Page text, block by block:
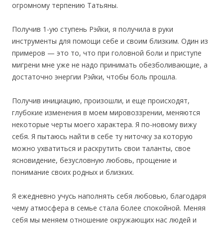
огромному терпению Татьяны.
Получив 1-ую ступень Рэйки, я получила в руки
инструменты для помощи себе и своим близким. Один из
примеров — это то, что при головной боли и приступе
мигрени мне уже не надо принимать обезболивающие, а
достаточно энергии Рэйки, чтобы боль прошла.
Получив инициацию, произошли, и еще происходят,
глубокие изменения в моем мировоззрении, меняются
некоторые черты моего характера. Я по-новому вижу
себя. Я пытаюсь найти в себе ту ниточку за которую
можно ухватиться и раскрутить свои таланты, свое
ясновидение, безусловную любовь, прощение и
понимание своих родных и близких.
Я ежедневно учусь наполнять себя любовью, благодаря
чему атмосфера в семье стала более спокойной. Меняя
себя мы меняем отношение окружающих нас людей и